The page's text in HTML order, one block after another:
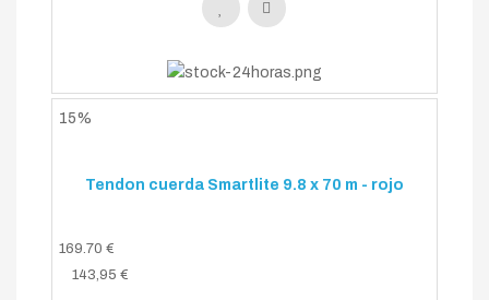
15%
Tendon cuerda Smartlite 9.8 x 70 m - rojo
169.70 €
143,95 €